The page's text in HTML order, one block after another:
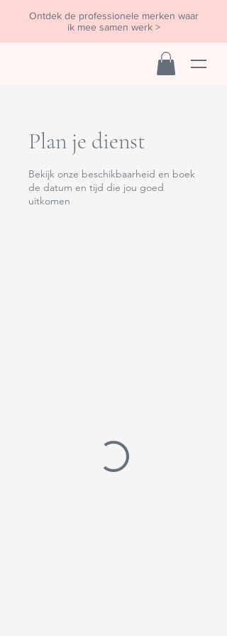
Ontdek de professionele merken waar
ik mee samen werk >
Plan je dienst
Bekijk onze beschikbaarheid en boek
de datum en tijd die jou goed
uitkomen